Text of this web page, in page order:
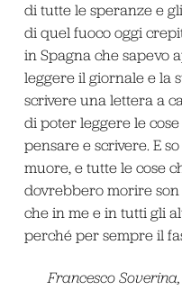
di tutte le speranze e
di quel fuoco oggi
in Spagna che sapevo
leggere il giornale e la
scrivere una lettera a
di poter leggere le
pensare e scrivere. E
muore, e tutte le cose
dovrebbero morire
che in me e in tutti gli
perché per sempre il
Francesco